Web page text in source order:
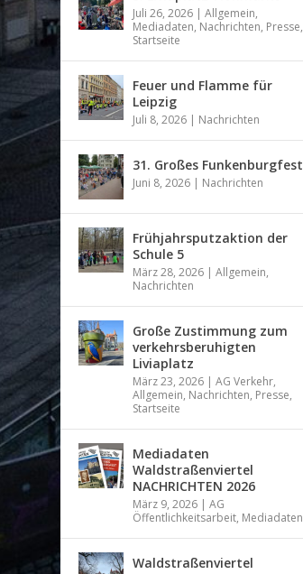
Juli 26, 2026 |Allgemein,
Mediadaten, Nachrichten, Presse,
Startseite
Feuer und Flamme für
Leipzig
Juli 8, 2026 | Nachrichten
31. Großes Funkenburgfest
Juni 8, 2026 | Nachrichten
Frühjahrsputzaktion der
Schule 5
März 28, 2026 |Allgemein,
Nachrichten
Große Zustimmung zum
verkehrsberuhigten
Liviaplatz
März 23, 2026 |AG Verkehr,
Allgemein, Nachrichten, Presse,
Startseite
Mediadaten
Waldstraßenviertel
NACHRICHTEN 2026
März 9, 2026 |AG
Öffentlichkeitsarbeit, Mediadaten
Waldstraßenviertel